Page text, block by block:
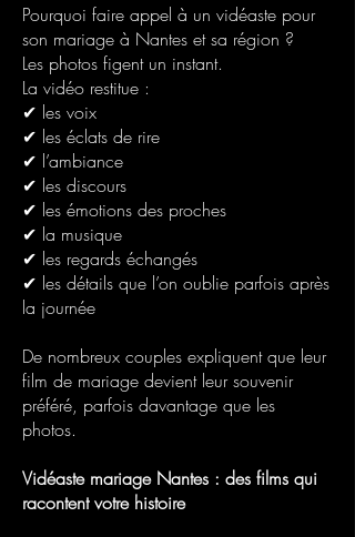
Pourquoi faire appel à un vidéaste pour
son mariage à Nantes et sa région ?
Les photos figent un instant.
La vidéo restitue :
✔ les voix
✔ les éclats de rire
✔ l’ambiance
✔ les discours
✔ les émotions des proches
✔ la musique
✔ les regards échangés
✔ les détails que l’on oublie parfois après
la journée
De nombreux couples expliquent que leur
film de mariage devient leur souvenir
préféré, parfois davantage que les
photos.
Vidéaste mariage Nantes : des films qui
racontent votre histoire